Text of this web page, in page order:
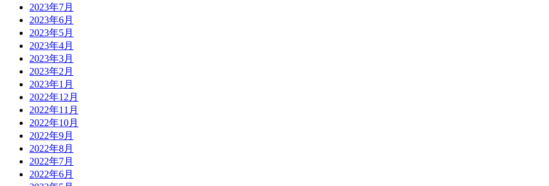
2023年7月
2023年6月
2023年5月
2023年4月
2023年3月
2023年2月
2023年1月
2022年12月
2022年11月
2022年10月
2022年9月
2022年8月
2022年7月
2022年6月